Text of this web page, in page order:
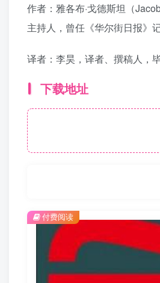
作者：雅各布·戈德斯坦（
主持人，曾任《华尔街日报》
译者：李昊，译者、撰稿人，
下载地址
付费阅读